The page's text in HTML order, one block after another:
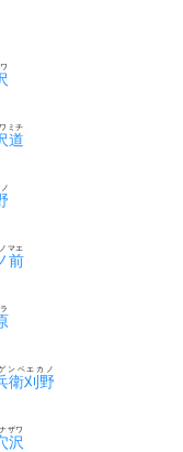
道
ミチ
前
マエ
衛刈野
ンベエカノ
沢
ザワ